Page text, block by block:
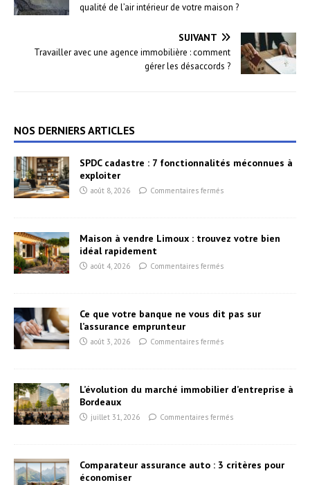
qualité de l’air intérieur de votre maison ?
SUIVANT
Travailler avec une agence immobilière : comment
gérer les désaccords ?
NOS DERNIERS ARTICLES
SPDC cadastre : 7 fonctionnalités méconnues à
exploiter
août 8, 2026 Commentaires fermés
Maison à vendre Limoux : trouvez votre bien
idéal rapidement
août 4, 2026 Commentaires fermés
Ce que votre banque ne vous dit pas sur
l’assurance emprunteur
août 3, 2026 Commentaires fermés
L’évolution du marché immobilier d’entreprise à
Bordeaux
juillet 31, 2026 Commentaires fermés
Comparateur assurance auto : 3 critères pour
économiser